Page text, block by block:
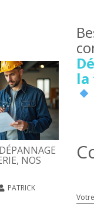
NOS
PATRICK
5
la